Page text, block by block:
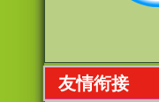
友情衔接